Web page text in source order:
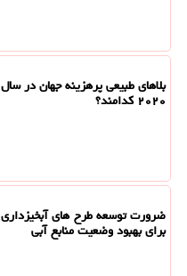
بلاهای طبیعی پرهزینه جهان در سال
۲۰۲۰ کدامند؟
ضرورت توسعه طرح های آبخیزداری
برای بهبود وضعیت منابع آبی